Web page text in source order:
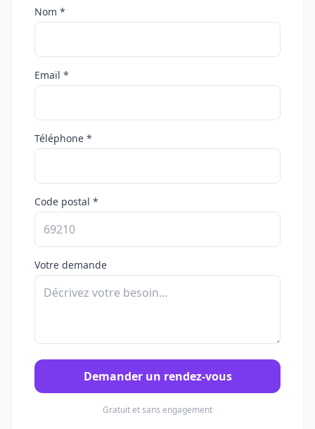
Nom *
Email *
Téléphone *
Code postal *
Votre demande
Demander un rendez-vous
Gratuit et sans engagement